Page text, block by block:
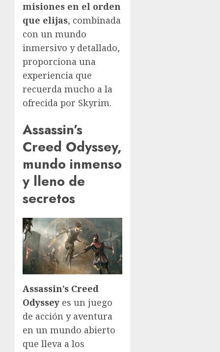
misiones en el orden
que elijas, combinada
con un mundo
inmersivo y detallado,
proporciona una
experiencia que
recuerda mucho a la
ofrecida por Skyrim.
Assassin’s
Creed Odyssey,
mundo inmenso
y lleno de
secretos
Assassin’s Creed
Odyssey es un juego
de acción y aventura
en un mundo abierto
que lleva a los